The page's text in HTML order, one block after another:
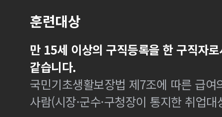
훈련대상
만 15세 이상의 구직등록을 한 구직자
같습니다.
국민기초생활보장법 제7조에 따른 급
사람(시장·군수·구청장이 통지한 취업